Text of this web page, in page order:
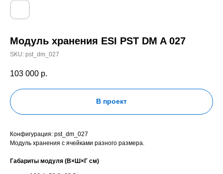
Модуль хранения ESI PST DM A 027
SKU: pst_dm_027
103 000 р.
В проект
Конфигурация: pst_dm_027
Модуль хранения с ячейками разного размера.
Габариты модуля (В×Ш×Г см)